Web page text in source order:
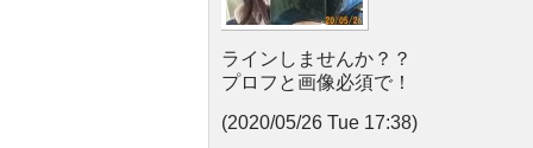
ラインしませんか？？
プロフと画像必須で！
(2020/05/26 Tue 17:38)